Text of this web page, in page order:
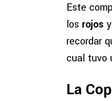
Este
los rojos y
recordar
cual tuvo
La